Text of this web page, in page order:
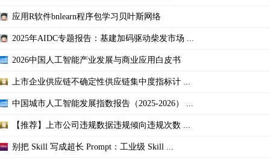
应用R软件bnlearn程序包学习贝叶斯网络
2025年AIDC专题报告：基建加码驱动柴发市场 ...
2026中国人工智能产业发展与商业应用白皮书
上市企业供应链不确定性供应链集中度指标计 ...
中国城市人工智能发展指数报告（2025-2026） ...
【推荐】上市公司违规数据违规倾向违规次数 ...
别把 Skill 写成超长 Prompt：工业级 Skill ...